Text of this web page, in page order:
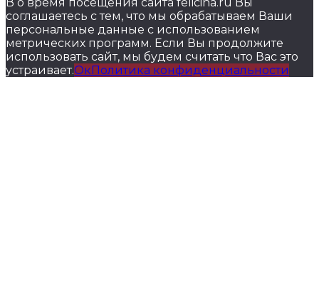
соглашаетесь с тем, что мы обрабатываем Ваши
персональные данные с использованием
метрических программ. Если Вы продолжите
использовать сайт, мы будем считать что Вас это
устраивает.ОкПолитика конфиденциальности